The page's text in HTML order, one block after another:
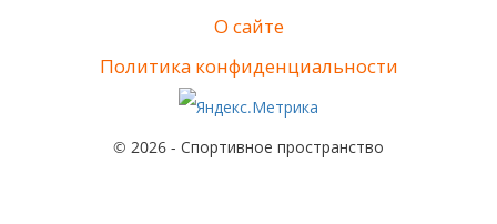
О сайте
Политика конфиденциальности
© 2026 - Спортивное пространство